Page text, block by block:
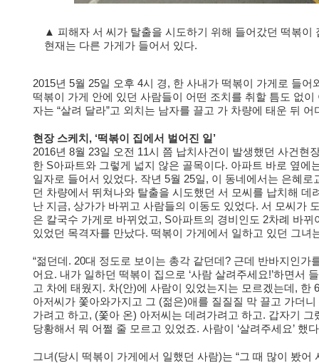
▲ 피해자 서 씨가 탈출을 시도하기 위해 들어갔던 떡볶이
현재는 다른 가게가 들어서 있다.
2015년 5월 25일 오후 4시 경, 한 사내가 떡볶이 가게로 들어
떡볶이 가게 안에 있던 사람들이 어떤 조치를 취할 틈도 없
자는 “살려 달라”고 외치는 남자를 끌고 가 차량에 태운 뒤 어
현장 스케치, ‘떡볶이 집에서 벌어진 일’
2016년 8월 23일 오전 11시 쯤 납치사건이 발생했던 사건현
한 S아파트와 그렇게 넓지 않은 골목이다. 아파트 바로 옆에
일자로 들어서 있었다. 작년 5월 25일, 이 동네에서는 은혜
던 차량에서 뛰쳐나와 탈출을 시도했던 서 모씨를 납치해 데
난 지금, 상가가 바뀌고 사람들의 이동도 있었다. 서 모씨가
은 칼국수 가게로 바뀌었고, S아파트의 경비인도 2차례 바
있었던 목격자를 만났다. 떡볶이 가게에서 일하고 있던 그녀
“젊던데. 20대 정도로 보이는 총각 같던데? 근데 반바지인가
어요. 내가 일하던 떡볶이 집으로 ‘사람 살려주세요!’하면서
고 차에 태웠지. 차(안)에 사람이 있었는지는 모르겠는데, 한
아저씨가 쫓아와가지고 그 (젊은)애를 질질질 막 끌고 가더
가려고 하고, (쫓아 온) 아저씨는 데려가려고 하고. 갑자기
당황해서 뭐 어쩔 줄 모르고 있었죠. 사람이 ‘살려주세요’ 했
그녀(당시 떡볶이 가게에서 일했던 사람)는 “그 때 많이 봤